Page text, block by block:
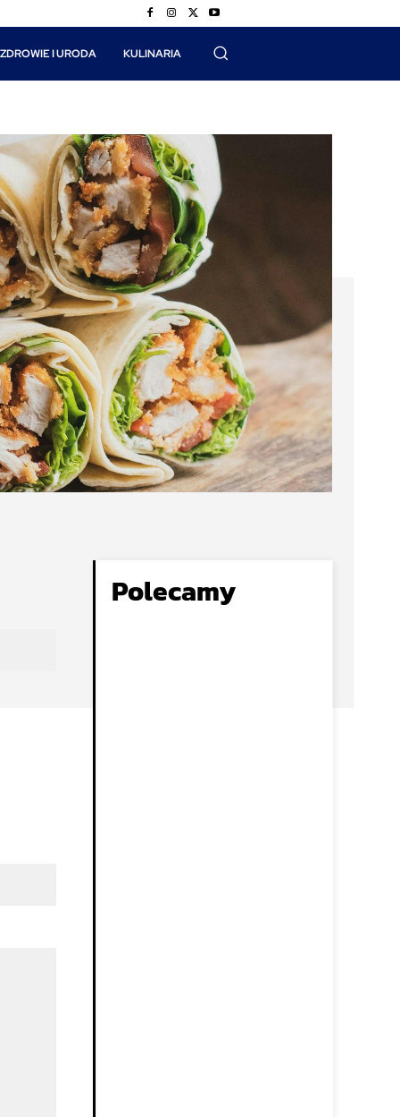
ZDROWIE I URODA KULINARIA
Polecamy